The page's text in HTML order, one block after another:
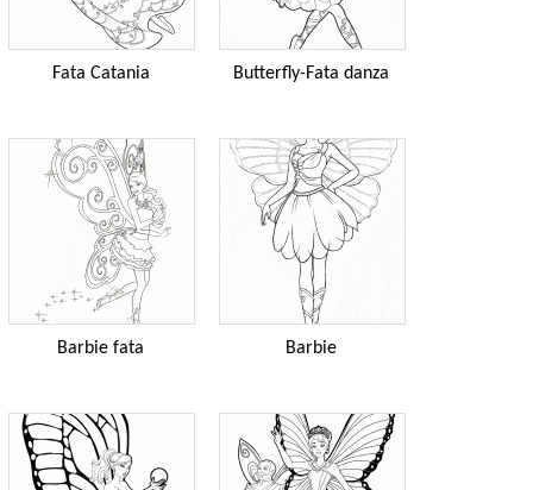
Fata Catania Butterfly-Fata danza
Barbie fata Barbie